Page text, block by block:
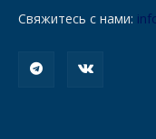
Свяжитесь с нами: